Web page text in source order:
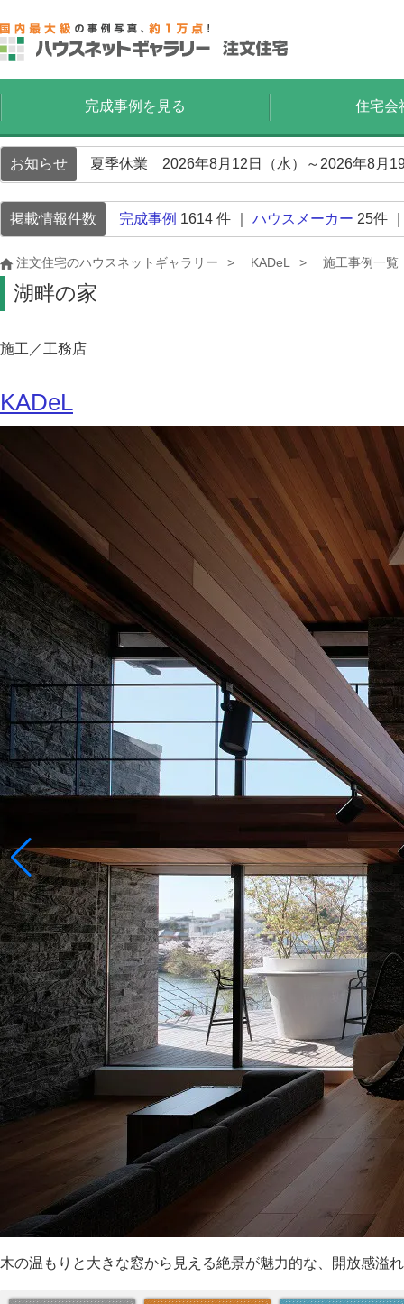
完成事例を見る 住宅会
お知らせ 夏季休業 2026年8月12日（水）～2026年8月
掲載情報件数 完成事例 1614 件 ｜ ハウスメーカー 25件
注文住宅のハウスネットギャラリー KADeL 施工事例一覧
湖畔の家
施工／工務店
KADeL
木の温もりと大きな窓から見える絶景が魅力的な、開放感溢